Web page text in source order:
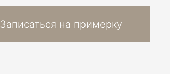
Записаться на примерку